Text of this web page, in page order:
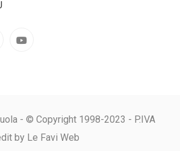
- © Copyright 1998-2023 - P.IVA
by Le Favi Web